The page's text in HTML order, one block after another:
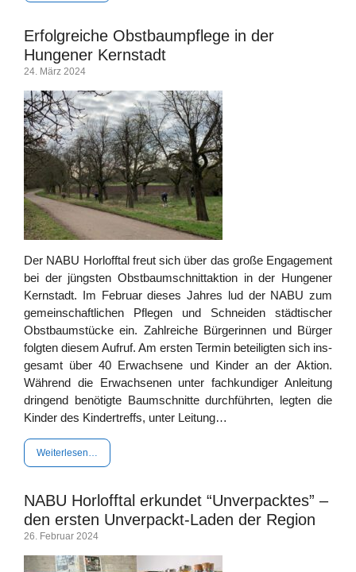
Erfolgreiche Obstbaumpflege in der
Hungener Kernstadt
24. März 2024
Der NABU Horl­off­tal freut sich über das gro­ße Enga­ge­ment
bei der jüngs­ten Obst­baum­schnitt­ak­ti­on in der Hun­ge­ner
Kern­stadt. Im Febru­ar die­ses Jah­res lud der NABU zum
gemein­schaft­li­chen Pfle­gen und Schnei­den städ­ti­scher
Obst­baum­stü­cke ein. Zahl­rei­che Bür­ge­rin­nen und Bür­ger
folg­ten die­sem Auf­ruf. Am ers­ten Ter­min betei­lig­ten sich ins­
ge­samt über 40 Erwach­se­ne und Kin­der an der Akti­on.
Wäh­rend die Erwach­se­nen unter fach­kun­di­ger Anlei­tung
drin­gend benö­tig­te Baum­schnit­te durch­führ­ten, leg­ten die
Kin­der des Kin­der­treffs, unter Leitung…
Wei­ter­le­sen…
NABU Horlofftal erkundet “Unverpacktes” –
den ersten Unverpackt-Laden der Region
26. Febru­ar 2024